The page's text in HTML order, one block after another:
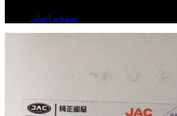
صفحه اصلی